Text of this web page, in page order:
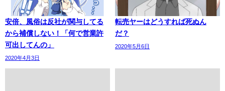
安倍、風俗は反社が関与してる
から補償しない！「何で営業許
可出してんの」
2020年4月3日
転売ヤーはどうすれば死ぬん
だ？
2020年5月6日